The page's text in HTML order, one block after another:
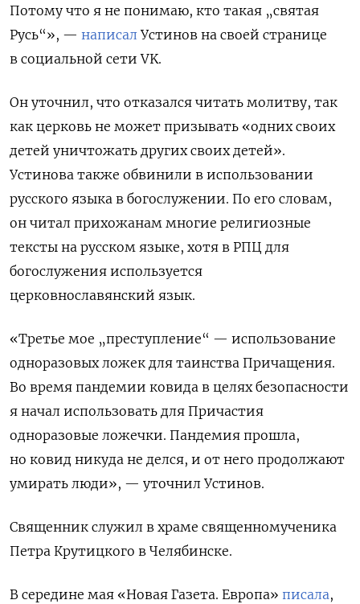
Потому что я не понимаю, кто такая „святая
Русь“», — написал Устинов на своей странице
в социальной сети VK.
Он уточнил, что отказался читать молитву, так
как церковь не может призывать «одних своих
детей уничтожать других своих детей».
Устинова также обвинили в использовании
русского языка в богослужении. По его словам,
он читал прихожанам многие религиозные
тексты на русском языке, хотя в РПЦ для
богослужения используется
церковнославянский язык.
«Третье мое „преступление“ — использование
одноразовых ложек для таинства Причащения.
Во время пандемии ковида в целях безопасности
я начал использовать для Причастия
одноразовые ложечки. Пандемия прошла,
но ковид никуда не делся, и от него продолжают
умирать люди», — уточнил Устинов.
Священник служил в храме священномученика
Петра Крутицкого в Челябинске.
В середине мая «Новая Газета. Европа» писала,